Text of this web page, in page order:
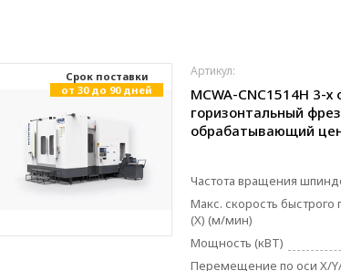
Cрок поставки
от 30 до 90 дней
Артикул:
MCWA-CNC1514H 3-х
горизонтальный
обрабатывающий
Частота вращения
Макс. скорость
(X) (м/мин)
Мощность (кВТ)
Перемещение по оси X/